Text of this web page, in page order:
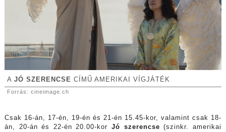
A JÓ SZERENCSE CÍMŰ AMERIKAI VÍGJÁTÉK
Forrás: cineimage.ch
Csak 16-án, 17-én, 19-én és 21-én 15.45-kor, valamint csak 18-
án, 20-án és 22-én 20.00-korJó szerencse(szinkr. amerikai